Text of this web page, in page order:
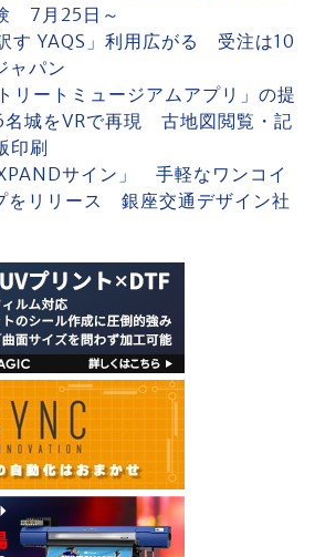
7月25日～
す YAQS」利用広がる 受注は10
パン
リートミュージアムアプリ」の提
城をVRで再現 古地図閲覧・記
印刷
サイン」 手軽なワンコイ
をリリース 銀座交通デザイン社